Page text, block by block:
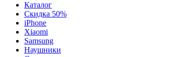
Каталог
Скидка 50%
iPhone
Xiaomi
Samsung
Наушники